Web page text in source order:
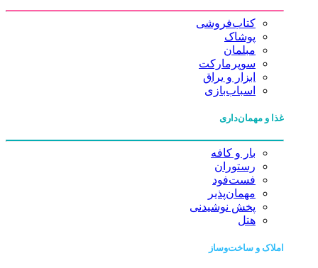
کتاب‌فروشی
پوشاک
مبلمان
سوپرمارکت
ابزار و یراق
اسباب‌بازی
غذا و مهمان‌داری
بار و کافه
رستوران
فست‌فود
مهمان‌پذیر
پخش نوشیدنی
هتل
املاک و ساخت‌وساز